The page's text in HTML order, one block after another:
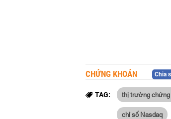
CHỨNG KHOÁN Chia
TAG: thị trường chứng
chỉ số Nasdaq